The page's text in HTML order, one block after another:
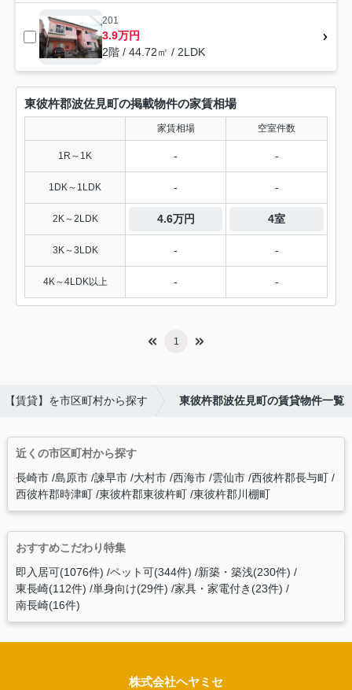
201
3.9万円
2階 / 44.72㎡ / 2LDK
東彼杵郡波佐見町の掲載物件の家賃相場
家賃相場 空室件数
1R～1K - -
1DK～1LDK - -
2K～2LDK 4.6万円 4室
3K～3LDK - -
4K～4LDK以上 - -
1
【賃貸】を市区町村から探す 東彼杵郡波佐見町の賃貸物件一覧
近くの市区町村から探す
長崎市 島原市 諫早市 大村市 西海市 雲仙市 西彼杵郡長与町
西彼杵郡時津町 東彼杵郡東彼杵町 東彼杵郡川棚町
おすすめこだわり特集
即入居可(1076件) ペット可(344件) 新築・築浅(230件)
東長崎(112件) 単身向け(29件) 家具・家電付き(23件)
南長崎(16件)
株式会社ヘヤミセ